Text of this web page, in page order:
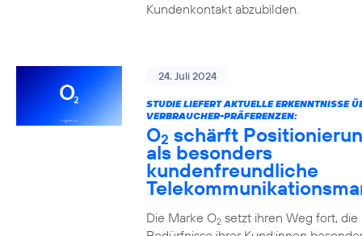
Kundenkontakt abzubilden.
24. Juli 2024
STUDIE LIEFERT AKTUELLE ERKENNTNISSE
VERBRAUCHER-PRÄFERENZEN:
O2 schärft
als besonders
kundenfreundliche
Die Marke O2setzt ihren Weg fort, die